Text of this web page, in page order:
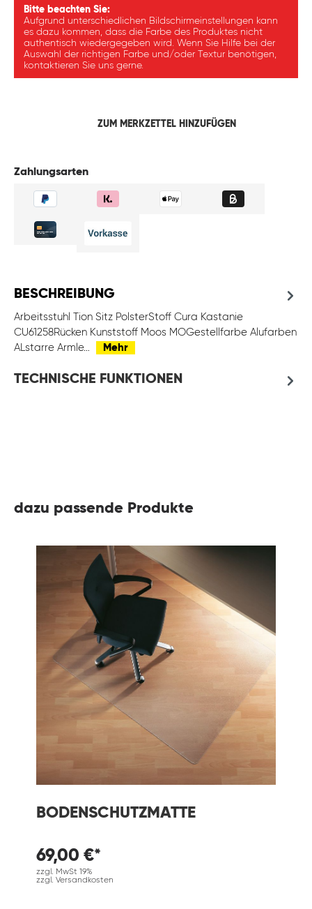
Bitte beachten Sie:
Aufgrund unterschiedlichen Bildschirmeinstellungen kann
es dazu kommen, dass die Farbe des Produktes nicht
authentisch wiedergegeben wird. Wenn Sie Hilfe bei der
Auswahl der richtigen Farbe und/oder Textur benötigen,
kontaktieren Sie uns gerne.
ZUM MERKZETTEL HINZUFÜGEN
Zahlungsarten
BESCHREIBUNG
Arbeitsstuhl Tion Sitz PolsterStoff Cura Kastanie
CU61258Rücken Kunststoff Moos MOGestellfarbe Alufarben
ALstarre Armle…
Mehr
TECHNISCHE FUNKTIONEN
dazu passende Produkte
BODENSCHUTZMATTE
69,00 €*
zzgl. MwSt 19%
zzgl. Versandkosten